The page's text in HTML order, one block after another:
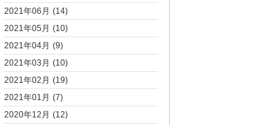
2021年06月 (14)
2021年05月 (10)
2021年04月 (9)
2021年03月 (10)
2021年02月 (19)
2021年01月 (7)
2020年12月 (12)